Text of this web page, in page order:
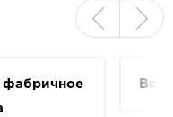
фабричное